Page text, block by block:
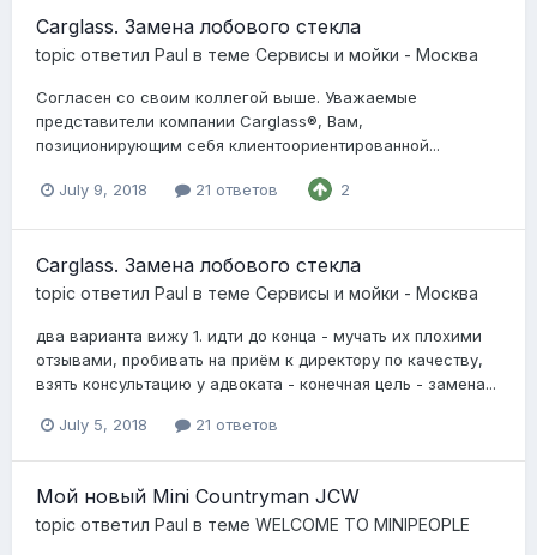
Carglass. Замена лобового стекла
topic ответил Paul в теме Сервисы и мойки - Москва
Согласен со своим коллегой выше. Уважаемые
представители компании Carglass®, Вам,
позиционирующим себя клиентоориентированной...
July 9, 2018 21 ответов 2
Carglass. Замена лобового стекла
topic ответил Paul в теме Сервисы и мойки - Москва
два варианта вижу 1. идти до конца - мучать их плохими
отзывами, пробивать на приём к директору по качеству,
взять консультацию у адвоката - конечная цель - замена...
July 5, 2018 21 ответов
Мой новый Mini Countryman JCW
topic ответил Paul в теме WELCOME TO MINIPEOPLE